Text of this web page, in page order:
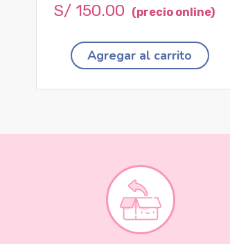
S/ 150.00
Agregar al carrito